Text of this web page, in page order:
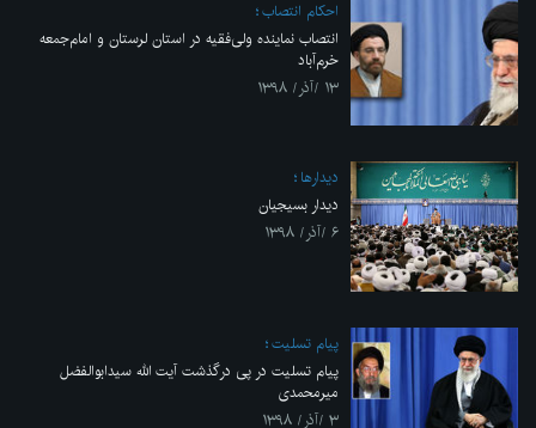
احکام انتصاب
انتصاب نماینده ولی‌فقیه در استان لرستان و امام‌جمعه
خرم‌آباد
۱۳ /آذر/ ۱۳۹۸
ديدارها
دیدار بسیجیان
۶ /آذر/ ۱۳۹۸
پیام تسلیت
پیام تسلیت در پی درگذشت آیت الله سیدابوالفضل
میرمحمدی
۳ /آذر/ ۱۳۹۸